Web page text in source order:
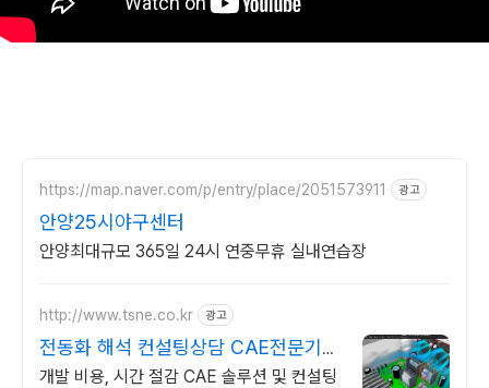
https://map.naver.com/p/entry/place/2051573911 광고
안양25시야구센터
안양최대규모 365일 24시 연중무휴 실내연습장
http://www.tsne.co.kr 광고
전동화 해석 컨설팅상담 CAE전문기업
태성에스엔이
개발 비용, 시간 절감 CAE 솔루션 및 컨설팅